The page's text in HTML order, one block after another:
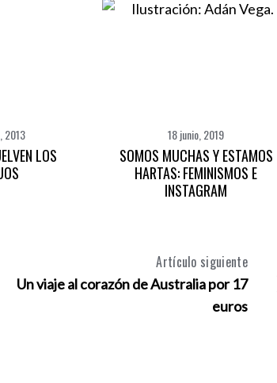
2013
LOS
18 junio, 2019
SOMOS MUCHAS Y ESTAMOS
HARTAS: FEMINISMOS E
INSTAGRAM
Artículo siguiente
Un viaje al corazón de Australia por 17
euros